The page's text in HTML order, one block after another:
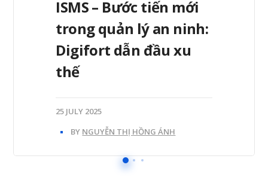
ISMS – Bước tiến mới
trong quản lý an ninh:
Digifort dẫn đầu xu
thế
25 JULY 2025
BY NGUYỄN THỊ HỒNG ÁNH